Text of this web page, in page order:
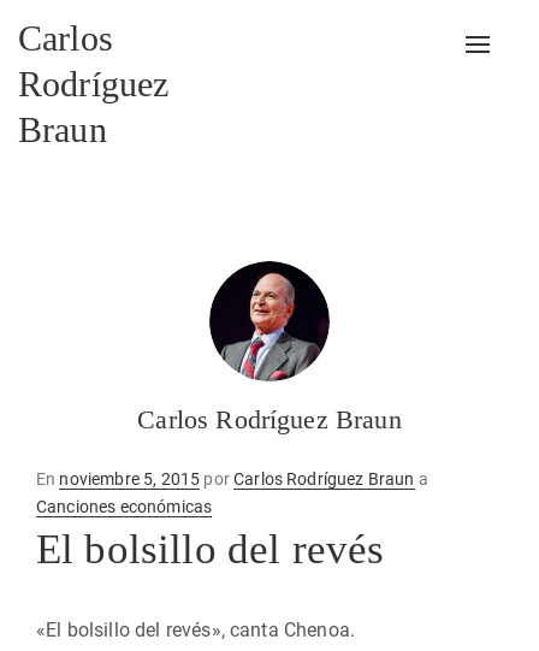
Carlos
Rodríguez
Braun
Carlos Rodríguez Braun
En Publicado
en
noviembre 5, 2015 porCarlos Rodríguez Braun a
Canciones económicas
El bolsillo del revés
«El bolsillo del revés», canta Chenoa.